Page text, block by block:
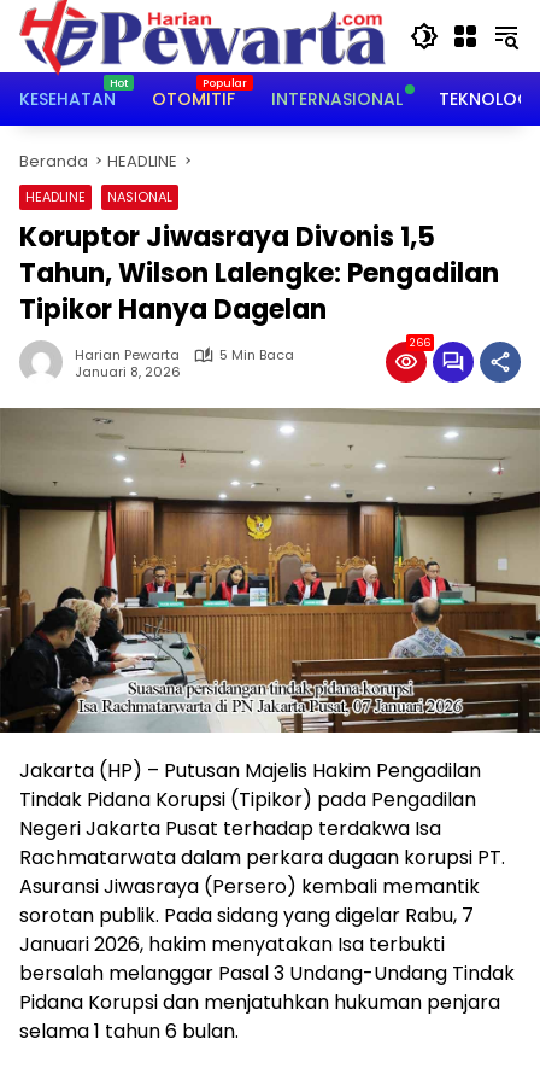
Langsung
konten
KESEHATAN
OTOMITIF INTERNASIONAL TEKNOLOGI
Beranda HEADLINE
HEADLINE NASIONAL
Koruptor Jiwasraya Divonis 1,5
Tahun, Wilson Lalengke: Pengadilan
Tipikor Hanya Dagelan
Harian Pewarta
5 Min Baca
Januari 8, 2026
266
Jakarta (HP) – Putusan Majelis Hakim Pengadilan
Tindak Pidana Korupsi (Tipikor) pada Pengadilan
Negeri Jakarta Pusat terhadap terdakwa Isa
Rachmatarwata dalam perkara dugaan korupsi PT.
Asuransi Jiwasraya (Persero) kembali memantik
sorotan publik. Pada sidang yang digelar Rabu, 7
Januari 2026, hakim menyatakan Isa terbukti
bersalah melanggar Pasal 3 Undang-Undang Tindak
Pidana Korupsi dan menjatuhkan hukuman penjara
selama 1 tahun 6 bulan.